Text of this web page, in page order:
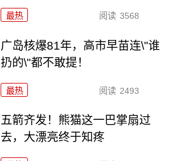
最热 阅读 3568
广岛核爆81年，高市早苗连\"谁
扔的\"都不敢提！
最热 阅读 2493
五箭齐发！熊猫这一巴掌扇过
去，大漂亮终于知疼